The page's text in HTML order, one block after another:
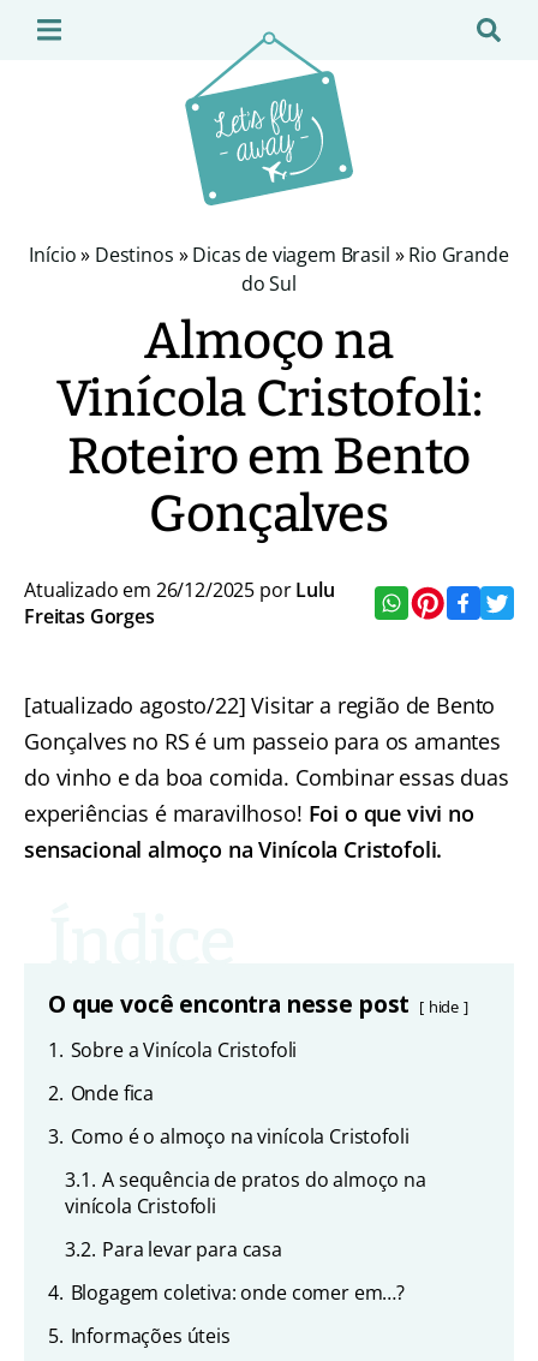
Início» Destinos »Dicas de viagem Brasil »Rio Grande
do Sul
Almoço na
Vinícola Cristofoli:
Roteiro em Bento
Gonçalves
Atualizado em 26/12/2025 porLulu
Freitas Gorges
[atualizado agosto/22] Visitar a região de Bento
Gonçalves no RS é um passeio para os amantes
do vinho e da boa comida. Combinar essas duas
experiências é maravilhoso! Foi o que vivi no
sensacional almoço na Vinícola Cristofoli.
O que você encontra nesse post hide
1. Sobre a Vinícola Cristofoli
2. Onde fica
3. Como é o almoço na vinícola Cristofoli
3.1. A sequência de pratos do almoço na
vinícola Cristofoli
3.2. Para levar para casa
4. Blogagem coletiva: onde comer em…?
5. Informações úteis